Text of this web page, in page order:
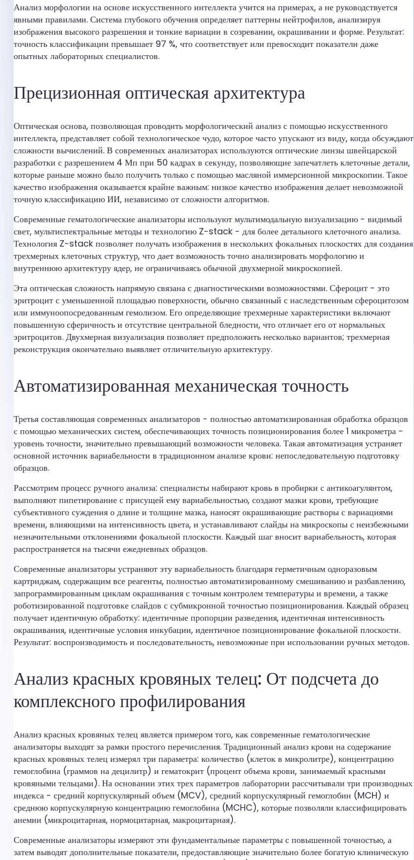
Анализ морфологии на основе искусственного интеллекта учится на примерах, а не руководствуется
явными правилами. Система глубокого обучения определяет паттерны нейтрофилов, анализируя
изображения высокого разрешения и тонкие вариации в созревании, окрашивании и форме. Результат:
точность классификации превышает 97 %, что соответствует или превосходит показатели даже
опытных лабораторных специалистов.
Прецизионная оптическая архитектура
Оптическая основа, позволяющая проводить морфологический анализ с помощью искусственного
интеллекта, представляет собой технологическое чудо, которое часто упускают из виду, когда обсуждают
сложности вычислений. В современных анализаторах используются оптические линзы швейцарской
разработки с разрешением 4 Мп при 50 кадрах в секунду, позволяющие запечатлеть клеточные детали,
которые раньше можно было получить только с помощью масляной иммерсионной микроскопии. Такое
качество изображения оказывается крайне важным: низкое качество изображения делает невозможной
точную классификацию ИИ, независимо от сложности алгоритмов.
Современные гематологические анализаторы используют мультимодальную визуализацию - видимый
свет, мультиспектральные методы и технологию Z-stack - для более детального клеточного анализа.
Технология Z-stack позволяет получать изображения в нескольких фокальных плоскостях для создания
трехмерных клеточных структур, что дает возможность точно анализировать морфологию и
внутреннюю архитектуру ядер, не ограничиваясь обычной двухмерной микроскопией.
Эта оптическая сложность напрямую связана с диагностическими возможностями. Сфероцит - это
эритроцит с уменьшенной площадью поверхности, обычно связанный с наследственным сфероцитозом
или иммуноопосредованным гемолизом. Его определяющие трехмерные характеристики включают
повышенную сферичность и отсутствие центральной бледности, что отличает его от нормальных
эритроцитов. Двухмерная визуализация позволяет предположить несколько вариантов; трехмерная
реконструкция окончательно выявляет отличительную архитектуру.
Автоматизированная механическая точность
Третья составляющая современных анализаторов - полностью автоматизированная обработка образцов
с помощью механических систем, обеспечивающих точность позиционирования более 1 микрометра -
уровень точности, значительно превышающий возможности человека. Такая автоматизация устраняет
основной источник вариабельности в традиционном анализе крови: непоследовательную подготовку
образцов.
Рассмотрим процесс ручного анализа: специалисты набирают кровь в пробирки с антикоагулянтом,
выполняют пипетирование с присущей ему вариабельностью, создают мазки крови, требующие
субъективного суждения о длине и толщине мазка, наносят окрашивающие растворы с вариациями
времени, влияющими на интенсивность цвета, и устанавливают слайды на микроскопы с неизбежными
незначительными отклонениями фокальной плоскости. Каждый шаг вносит вариабельность, которая
распространяется на тысячи ежедневных образцов.
Современные анализаторы устраняют эту вариабельность благодаря герметичным одноразовым
картриджам, содержащим все реагенты, полностью автоматизированному смешиванию и разбавлению,
запрограммированным циклам окрашивания с точным контролем температуры и времени, а также
роботизированной подготовке слайдов с субмикронной точностью позиционирования. Каждый образец
получает идентичную обработку: идентичные пропорции разведения, идентичная интенсивность
окрашивания, идентичные условия инкубации, идентичное позиционирование фокальной плоскости.
Результат: воспроизводимость и последовательность, невозможные при использовании ручных методов.
Анализ красных кровяных телец: От подсчета до
комплексного профилирования
Анализ красных кровяных телец является примером того, как современные гематологические
анализаторы выходят за рамки простого перечисления. Традиционный анализ крови на содержание
красных кровяных телец измерял три параметра: количество (клеток в микролитре), концентрацию
гемоглобина (граммов на децилитр) и гематокрит (процент объема крови, занимаемый красными
кровяными тельцами). На основании этих трех параметров лаборатории рассчитывали три производных
индекса - средний корпускулярный объем (MCV), средний корпускулярный гемоглобин (MCH) и
среднюю корпускулярную концентрацию гемоглобина (MCHC), которые позволяли классифицировать
анемии (микроцитарная, нормоцитарная, макроцитарная).
Современные анализаторы измеряют эти фундаментальные параметры с повышенной точностью, а
затем выводят дополнительные показатели, предоставляющие значительно более богатую клиническую